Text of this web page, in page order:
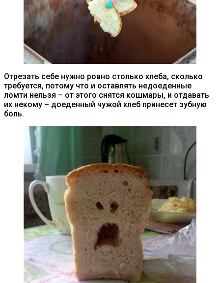
Отрезать себе нужно ровно столько хлеба, сколько
требуется, потому что и оставлять недоеденные
ломти нельзя – от этого снятся кошмары, и отдавать
их некому – доеденный чужой хлеб принесет зубную
боль.